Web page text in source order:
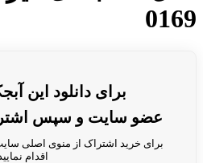
0169
برای دانلود این
عضو سایت و سپس
برای خرید اشتراک از منوی اصلی
اقدام نمایید